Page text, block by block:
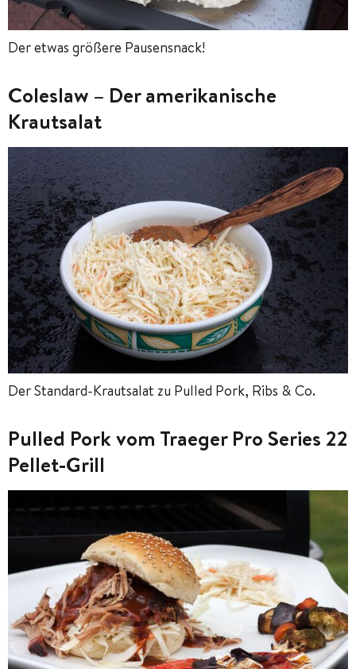
Der etwas größere Pausensnack!
Coleslaw – Der amerikanische
Krautsalat
Der Standard-Krautsalat zu Pulled Pork, Ribs & Co.
Pulled Pork vom Traeger Pro Series 22
Pellet-Grill